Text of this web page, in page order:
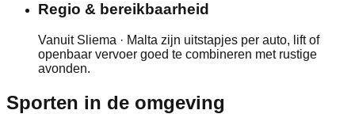
Regio & bereikbaarheid
Vanuit Sliema · Malta zijn uitstapjes per auto, lift of
openbaar vervoer goed te combineren met rustige
avonden.
Sporten in de omgeving